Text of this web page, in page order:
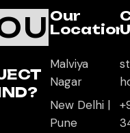
Our
Location
Malviya
Nagar
New Delhi |
Pune